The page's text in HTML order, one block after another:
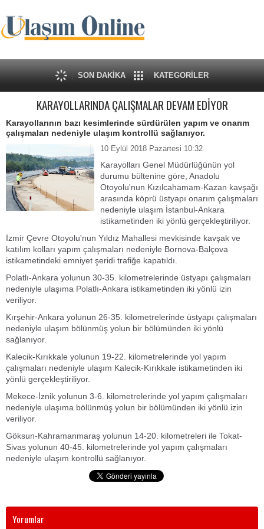
SON DAKİKA KATEGORİLER
KARAYOLLARINDA ÇALIŞMALAR DEVAM EDİYOR
Karayollarının bazı kesimlerinde sürdürülen yapım ve onarım
çalışmaları nedeniyle ulaşım kontrollü sağlanıyor.
10 Eylül 2018 Pazartesi 10:32
Karayolları Genel Müdürlüğünün yol
durumu bültenine göre, Anadolu
Otoyolu'nun Kızılcahamam-Kazan kavşağı
arasında köprü üstyapı onarım çalışmaları
nedeniyle ulaşım İstanbul-Ankara
istikametinden iki yönlü gerçekleştiriliyor.
İzmir Çevre Otoyolu'nun Yıldız Mahallesi mevkisinde kavşak ve
katılım kolları yapım çalışmaları nedeniyle Bornova-Balçova
istikametindeki emniyet şeridi trafiğe kapatıldı.
Polatlı-Ankara yolunun 30-35. kilometrelerinde üstyapı çalışmaları
nedeniyle ulaşıma Polatlı-Ankara istikametinden iki yönlü izin
veriliyor.
Kırşehir-Ankara yolunun 26-35. kilometrelerinde üstyapı çalışmaları
nedeniyle ulaşım bölünmüş yolun bir bölümünden iki yönlü
sağlanıyor.
Kalecik-Kırıkkale yolunun 19-22. kilometrelerinde yol yapım
çalışmaları nedeniyle ulaşım Kalecik-Kırıkkale istikametinden iki
yönlü gerçekleştiriliyor.
Mekece-İznik yolunun 3-6. kilometrelerinde yol yapım çalışmaları
nedeniyle ulaşıma bölünmüş yolun bir bölümünden iki yönlü izin
veriliyor.
Göksun-Kahramanmaraş yolunun 14-20. kilometreleri ile Tokat-
Sivas yolunun 40-45. kilometrelerinde yol yapım çalışmaları
nedeniyle ulaşım kontrollü sağlanıyor.
Yorumlar